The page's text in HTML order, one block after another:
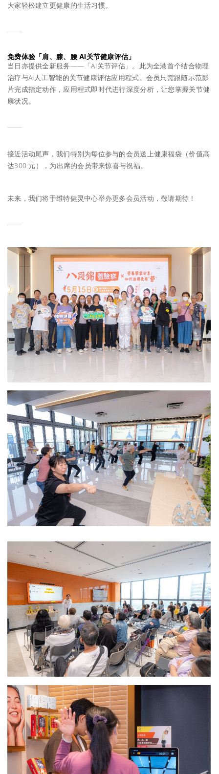
大家轻松建立更健康的生活习惯。
免费体验「肩、膝、腰 AI关节健康评估」
当日亦提供全新服务——「AI关节评估」。此为全港首个结合物理
治疗与AI人工智能的关节健康评估应用程式。会员只需跟随示范影
片完成指定动作，应用程式即时代进行深度分析，让您掌握关节健
康状况。
接近活动尾声，我们特别为每位参与的会员送上健康福袋（价值高
达300 元），为出席的会员带来惊喜与祝福。
未来，我们将于维特健灵中心举办更多会员活动，敬请期待！